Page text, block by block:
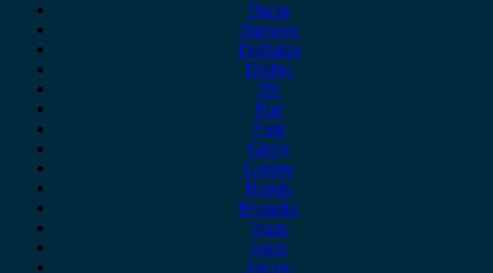
Dacia
Daewoo
Daihatsu
Dodge
DS
Fiat
Ford
Geely
Gonow
Honda
Hyundai
Isuzu
iveco
Jaecoo